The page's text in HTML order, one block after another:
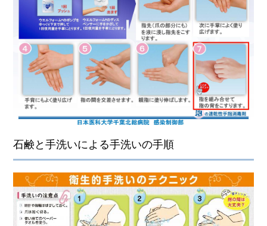
石鹸と手洗いによる手洗いの手順